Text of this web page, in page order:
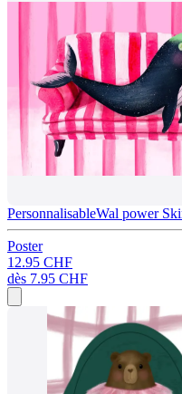
PersonnalisableWal power
Poster
12.95 CHF
dès 7.95 CHF